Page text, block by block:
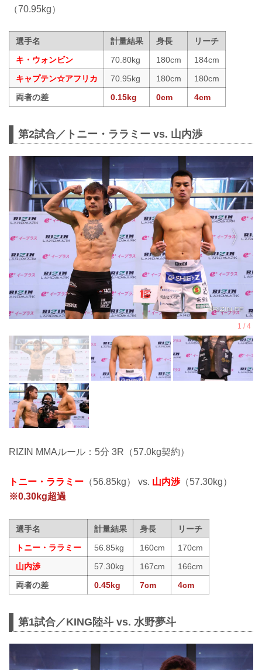
（70.95kg）
選手名 計量結果 身長
リーチ
キ・ウォンビン
70.80kg 180cm
184cm
キャプテン☆アフリカ
70.95kg 180cm
180cm
両者の差
0.15kg 0cm 4cm
第2試合／トニー・ララミー vs. 山内渉
RIZIN MMAルール：5分 3R（57.0kg契約）
トニー・ララミー （56.85kg） vs. 山内渉（57.30kg）
※0.30kg超過
選手名 計量結果 身長
リーチ
トニー・ララミー
56.85kg 160cm
170cm
山内渉
57.30kg 167cm
166cm
両者の差
0.45kg 7cm 4cm
第1試合／KING陸斗 vs. 水野夢斗